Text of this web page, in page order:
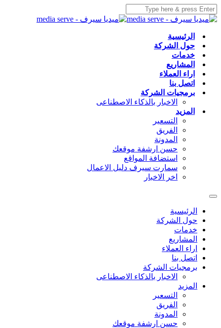
الرئيسية
حول الشركة
خدمات
المشاريع
اراء العملاء
اتصل بنا
برمجيات الشركة
الاخبار بالذكاء الاصطناعى
المزيد
التسعير
الفريق
المدونة
حسن ارشفة موقعك
استضافة المواقع
سمارت سيرف دليل الاعمال
اخر الاخبار
الرئيسية
حول الشركة
خدمات
المشاريع
اراء العملاء
اتصل بنا
برمجيات الشركة
الاخبار بالذكاء الاصطناعى
المزيد
التسعير
الفريق
المدونة
حسن ارشفة موقعك